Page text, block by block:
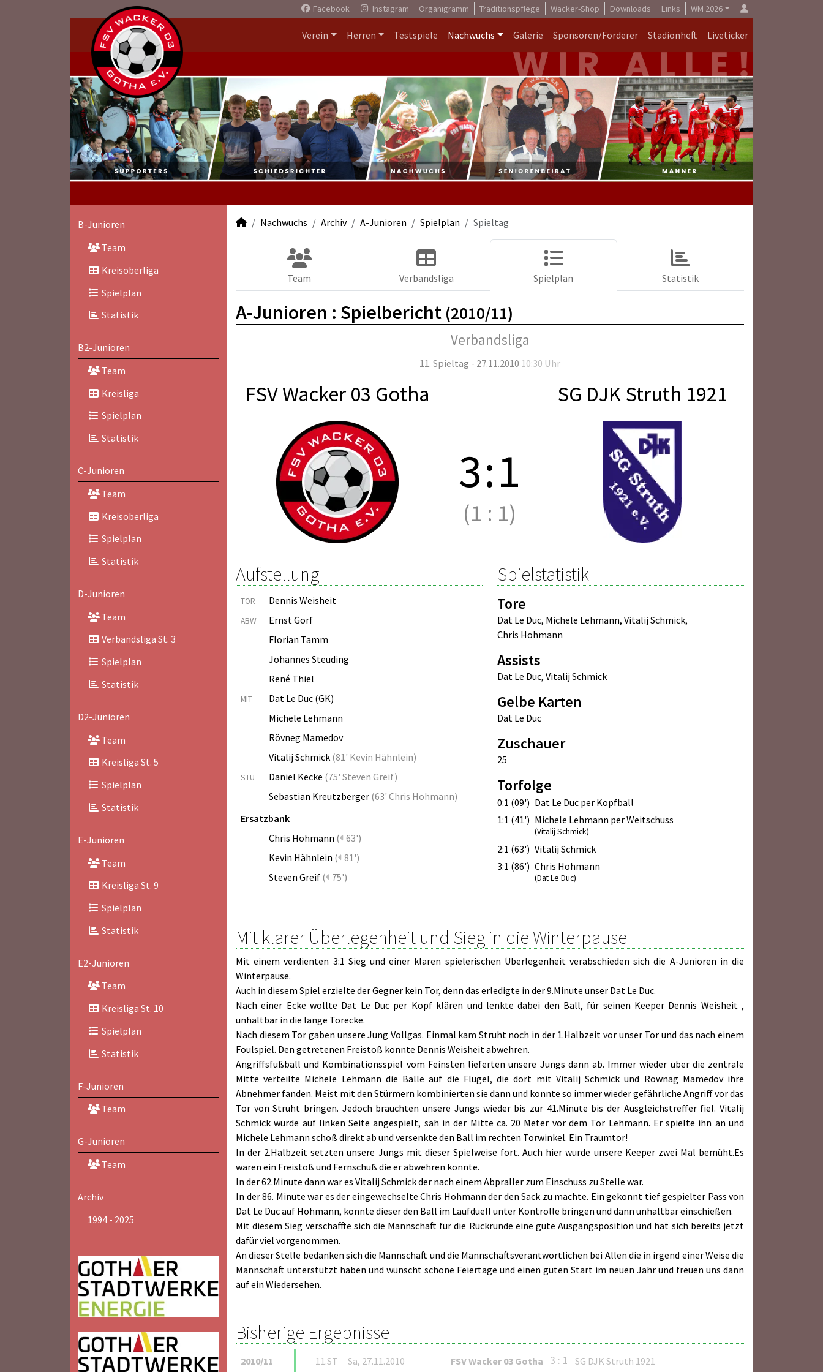
Facebook Instagram Organigramm Traditionspflege Wacker-Shop Downloads Links WM 2026
Verein Herren Testspiele Nachwuchs Galerie Sponsoren/Förderer Stadionheft Liveticker
B-Junioren
Team
Kreisoberliga
Spielplan
Statistik
B2-Junioren
Team
Kreisliga
Spielplan
Statistik
C-Junioren
Team
Kreisoberliga
Spielplan
Statistik
D-Junioren
Team
Verbandsliga St. 3
Spielplan
Statistik
D2-Junioren
Team
Kreisliga St. 5
Spielplan
Statistik
E-Junioren
Team
Kreisliga St. 9
Spielplan
Statistik
E2-Junioren
Team
Kreisliga St. 10
Spielplan
Statistik
F-Junioren
Team
G-Junioren
Team
Archiv
1994 - 2025
Nachwuchs Archiv A-Junioren Spielplan Spieltag
Team Verbandsliga Spielplan Statistik
A-Junioren : Spielbericht (2010/11)
Verbandsliga
11. Spieltag - 27.11.2010 10:30 Uhr
FSV Wacker 03 Gotha SG DJK Struth 1921
3:1
(1 : 1)
Aufstellung
TOR Dennis Weisheit
ABW
Ernst Gorf
Florian Tamm
Johannes Steuding
René Thiel
MIT
Dat Le Duc (GK)
Michele Lehmann
Rövneg Mamedov
Vitalij Schmick (81' Kevin Hähnlein)
STU Daniel Kecke (75' Steven Greif)
Sebastian Kreutzberger (63' Chris Hohmann)
Ersatzbank
Chris Hohmann ( 63')
Kevin Hähnlein ( 81')
Steven Greif ( 75')
Spielstatistik
Tore
Dat Le Duc, Michele Lehmann, Vitalij Schmick,
Chris Hohmann
Assists
Dat Le Duc, Vitalij Schmick
Gelbe Karten
Dat Le Duc
Zuschauer
25
Torfolge
0:1 (09') Dat Le Duc per Kopfball
1:1 (41') Michele Lehmann per Weitschuss
(Vitalij Schmick)
2:1 (63') Vitalij Schmick
3:1 (86') Chris Hohmann
(Dat Le Duc)
Mit klarer Überlegenheit und Sieg in die Winterpause
Mit einem verdienten 3:1 Sieg und einer klaren spielerischen Überlegenheit verabschieden sich die A-Junioren in die
Winterpause.
Auch in diesem Spiel erzielte der Gegner kein Tor, denn das erledigte in der 9.Minute unser Dat Le Duc.
Nach einer Ecke wollte Dat Le Duc per Kopf klären und lenkte dabei den Ball, für seinen Keeper Dennis Weisheit ,
unhaltbar in die lange Torecke.
Nach diesem Tor gaben unsere Jung Vollgas. Einmal kam Struht noch in der 1.Halbzeit vor unser Tor und das nach einem
Foulspiel. Den getretenen Freistoß konnte Dennis Weisheit abwehren.
Angriffsfußball und Kombinationsspiel vom Feinsten lieferten unsere Jungs dann ab. Immer wieder über die zentrale
Mitte verteilte Michele Lehmann die Bälle auf die Flügel, die dort mit Vitalij Schmick und Rownag Mamedov ihre
Abnehmer fanden. Meist mit den Stürmern kombinierten sie dann und konnte so immer wieder gefährliche Angriff vor das
Tor von Struht bringen. Jedoch brauchten unsere Jungs wieder bis zur 41.Minute bis der Ausgleichstreffer fiel. Vitalij
Schmick wurde auf linken Seite angespielt, sah in der Mitte ca. 20 Meter vor dem Tor Lehmann. Er spielte ihn an und
Michele Lehmann schoß direkt ab und versenkte den Ball im rechten Torwinkel. Ein Traumtor!
In der 2.Halbzeit setzten unsere Jungs mit dieser Spielweise fort. Auch hier wurde unsere Keeper zwei Mal bemüht.Es
waren ein Freistoß und Fernschuß die er abwehren konnte.
In der 62.Minute dann war es Vitalij Schmick der nach einem Abpraller zum Einschuss zu Stelle war.
In der 86. Minute war es der eingewechselte Chris Hohmann der den Sack zu machte. Ein gekonnt tief gespielter Pass von
Dat Le Duc auf Hohmann, konnte dieser den Ball im Laufduell unter Kontrolle bringen und dann unhaltbar einschießen.
Mit diesem Sieg verschaffte sich die Mannschaft für die Rückrunde eine gute Ausgangsposition und hat sich bereits jetzt
dafür viel vorgenommen.
An dieser Stelle bedanken sich die Mannschaft und die Mannschaftsverantwortlichen bei Allen die in irgend einer Weise die
Mannschaft unterstützt haben und wünscht schöne Feiertage und einen guten Start im neuen Jahr und freuen uns dann
auf ein Wiedersehen.
Bisherige Ergebnisse
2010/11 11.ST Sa, 27.11.2010 FSV Wacker 03 Gotha 3 : 1 SG DJK Struth 1921